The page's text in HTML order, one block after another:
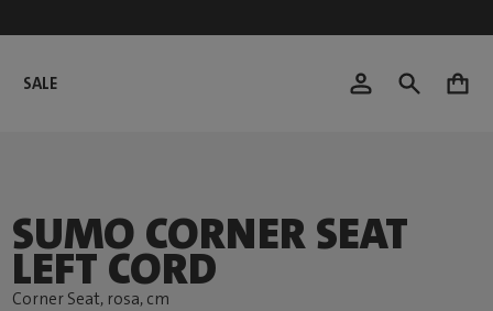
SALE 0
SUMO CORNER SEAT
LEFT CORD
Corner Seat, rosa, cm